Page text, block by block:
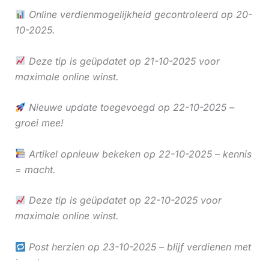
Online verdienmogelijkheid gecontroleerd op 20-
10-2025.
Deze tip is geüpdatet op 21-10-2025 voor
maximale online winst.
Nieuwe update toegevoegd op 22-10-2025 –
groei mee!
Artikel opnieuw bekeken op 22-10-2025 – kennis
= macht.
Deze tip is geüpdatet op 22-10-2025 voor
maximale online winst.
Post herzien op 23-10-2025 – blijf verdienen met